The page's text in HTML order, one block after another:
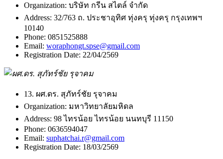
Organization: บริษัท กรีน สไตล์ จำกัด
Address: 32/763 ถ. ประชาอุทิศ ทุ่งครุ ทุ่งครุ กรุงเทพฯ
10140
Phone: 0851525888
Email: woraphongt.spse@gmail.com
Registration Date: 22/04/2569
13. ผศ.ดร. สุภัทร์ชัย รุจาคม
Organization: มหาวิทยาลัยมหิดล
Address: 98 ไทรน้อย ไทรน้อย นนทบุรี 11150
Phone: 0636594047
Email: suphatchai.r@gmail.com
Registration Date: 18/03/2569